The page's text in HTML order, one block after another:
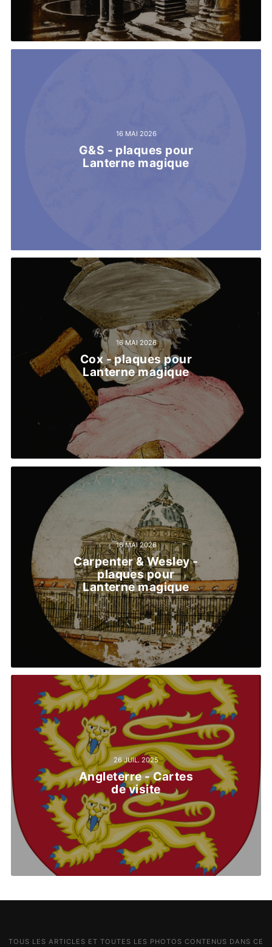
16 MAI 2026
G&S - plaques pour
Lanterne magique
16 MAI 2026
Cox - plaques pour
Lanterne magique
16 MAI 2026
Carpenter & Wesley -
plaques pour
Lanterne magique
26 JUIL. 2025
Angleterre - Cartes
de visite
TOUS LES ARTICLES ET TOUTES LES PHOTOS CONTENUS DANS CE